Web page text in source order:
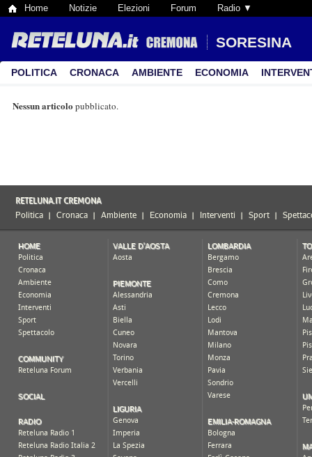
Home Notizie Elezioni Forum Radio ▼
SORESINA
POLITICA CRONACA AMBIENTE ECONOMIA
Nessun articolo pubblicato.